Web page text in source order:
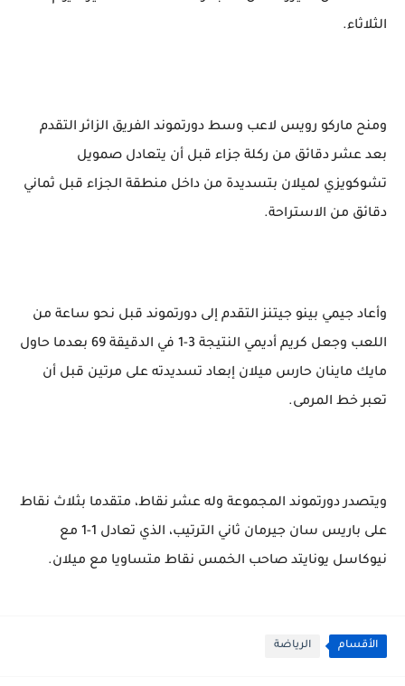
الثلاثاء.
ومنح ماركو رويس لاعب وسط دورتموند الفريق الزائر التقدم
بعد عشر دقائق من ركلة جزاء قبل أن يتعادل صمويل
تشوكويزي لميلان بتسديدة من داخل منطقة الجزاء قبل ثماني
دقائق من الاستراحة.
وأعاد جيمي بينو جيتنز التقدم إلى دورتموند قبل نحو ساعة من
اللعب وجعل كريم أديمي النتيجة 3-1 في الدقيقة 69 بعدما حاول
مايك ماينان حارس ميلان إبعاد تسديدته على مرتين قبل أن
تعبر خط المرمى.
ويتصدر دورتموند المجموعة وله عشر نقاط، متقدما بثلاث نقاط
على باريس سان جيرمان ثاني الترتيب، الذي تعادل 1-1 مع
نيوكاسل يونايتد صاحب الخمس نقاط متساويا مع ميلان.
الأقسام الرياضة